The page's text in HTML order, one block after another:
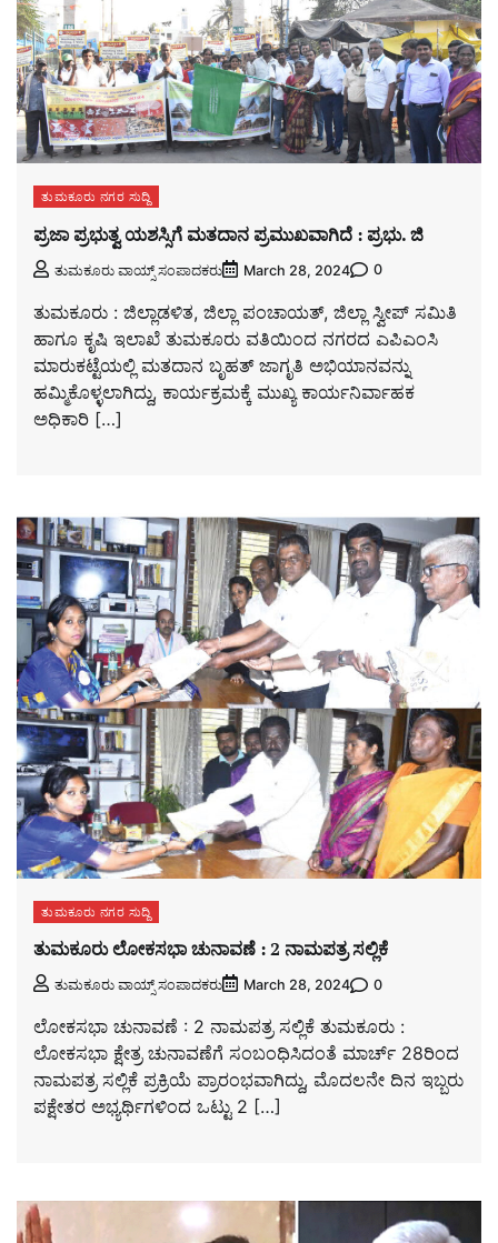
ತುಮಕೂರು ನಗರ ಸುದ್ದಿ
ಪ್ರಜಾ ಪ್ರಭುತ್ವ ಯಶಸ್ಸಿಗೆ ಮತದಾನ ಪ್ರಮುಖವಾಗಿದೆ : ಪ್ರಭು. ಜಿ
ತುಮಕೂರು ವಾಯ್ಸ್ ಸಂಪಾದಕರು March 28, 2024 0
ತುಮಕೂರು : ಜಿಲ್ಲಾಡಳಿತ, ಜಿಲ್ಲಾ ಪಂಚಾಯತ್, ಜಿಲ್ಲಾ ಸ್ವೀಪ್ ಸಮಿತಿ
ಹಾಗೂ ಕೃಷಿ ಇಲಾಖೆ ತುಮಕೂರು ವತಿಯಿಂದ ನಗರದ ಎಪಿಎಂಸಿ
ಮಾರುಕಟ್ಟೆಯಲ್ಲಿ ಮತದಾನ ಬೃಹತ್ ಜಾಗೃತಿ ಅಭಿಯಾನವನ್ನು
ಹಮ್ಮಿಕೊಳ್ಳಲಾಗಿದ್ದು, ಕಾರ್ಯಕ್ರಮಕ್ಕೆ ಮುಖ್ಯ ಕಾರ್ಯನಿರ್ವಾಹಕ
ಅಧಿಕಾರಿ […]
ತುಮಕೂರು ನಗರ ಸುದ್ದಿ
ತುಮಕೂರು ಲೋಕಸಭಾ ಚುನಾವಣೆ : 2 ನಾಮಪತ್ರ ಸಲ್ಲಿಕೆ
ತುಮಕೂರು ವಾಯ್ಸ್ ಸಂಪಾದಕರು March 28, 2024 0
ಲೋಕಸಭಾ ಚುನಾವಣೆ : 2 ನಾಮಪತ್ರ ಸಲ್ಲಿಕೆ ತುಮಕೂರು :
ಲೋಕಸಭಾ ಕ್ಷೇತ್ರ ಚುನಾವಣೆಗೆ ಸಂಬಂಧಿಸಿದಂತೆ ಮಾರ್ಚ್ 28ರಿಂದ
ನಾಮಪತ್ರ ಸಲ್ಲಿಕೆ ಪ್ರಕ್ರಿಯೆ ಪ್ರಾರಂಭವಾಗಿದ್ದು, ಮೊದಲನೇ ದಿನ ಇಬ್ಬರು
ಪಕ್ಷೇತರ ಅಭ್ಯರ್ಥಿಗಳಿಂದ ಒಟ್ಟು 2 […]